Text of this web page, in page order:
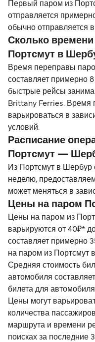
Первый паром из
отправляется
обычно отправляется в
Сколько
Портсмут в
Время переправы
составляет примерно
быстрые рейсы
Brittany Ferries. Время
варьироваться в
условий.
Расписание
Портсмут —
Из Портсмут в Шербур
неделю,
может меняться в
Цены на паром
Цены на паром из
варьируются от 40₽*
составляет примерно
на паром из Портсмут
Средняя стоимость
автомобиля
билета для автомобиля
Цены могут
количества
маршрута и времени
поисках за последние